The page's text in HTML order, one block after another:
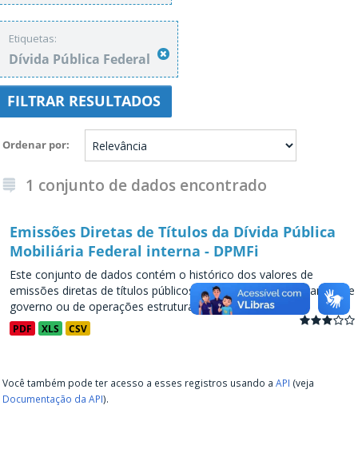
Etiquetas:
Dívida Pública Federal
FILTRAR RESULTADOS
Ordenar por
1 conjunto de dados encontrado
Emissões Diretas de Títulos da Dívida Pública
Mobiliária Federal interna - DPMFi
Este conjunto de dados contém o histórico dos valores de
emissões diretas de títulos públicos, decorrentes de programas de
governo ou de operações estruturadas, a partir de...
PDF XLS CSV
Você também pode ter acesso a esses registros usando a API (veja
Documentação da API).